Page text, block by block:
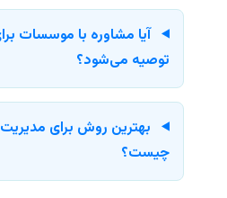
آیا مشاوره با موسسات
توصیه می‌شود؟
بهترین روش برای
چیست؟